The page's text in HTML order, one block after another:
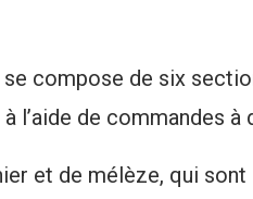
compose de six
l’aide de commandes à
et de mélèze, qui sont